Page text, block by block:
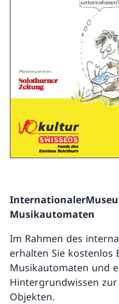
Musikautomaten
Im Rahmen des
erhalten Sie
Musikautomaten und
Hintergrundwissen
Objekten.